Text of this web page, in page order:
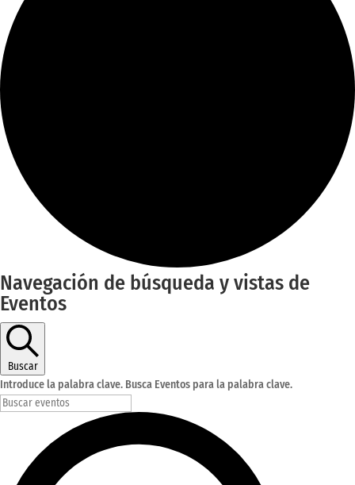
Eventos
Navegación de búsqueda y vistas de
Eventos
Buscar
Introduce la palabra clave. Busca Eventos para la palabra clave.